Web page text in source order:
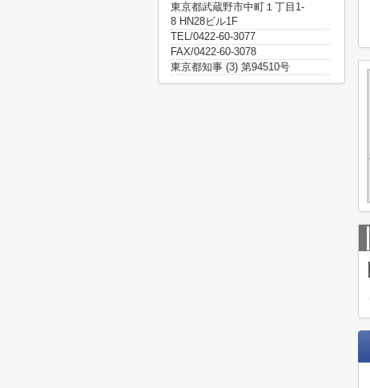
東京都武蔵野市中町１丁目1-
8 HN28ビル1F
TEL/0422-60-3077
FAX/0422-60-3078
東京都知事 (3) 第94510号